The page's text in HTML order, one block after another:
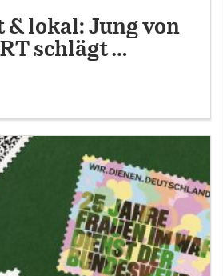
& lokal: Jung von
schlägt …